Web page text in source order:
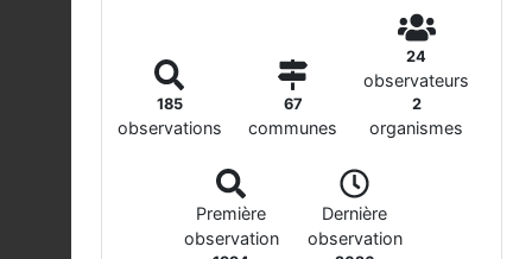
185
observations
67
communes
24
observateurs
2
organismes
Première
observation
Dernière
observation